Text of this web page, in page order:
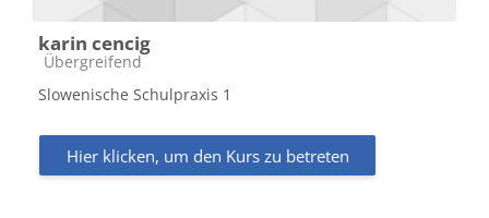
karin cencig
Kursbereich
Übergreifend
Slowenische Schulpraxis 1
Hier klicken, um den Kurs zu betreten